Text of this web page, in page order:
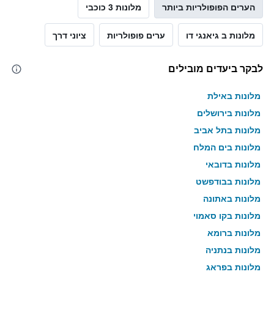
הערים הפופולריות ביותר מלונות 3 כוכבי
מלונות ב גיאנגי דו ערים פופולריות ציוני דרך
לבקר ביעדים מובילים
מלונות באילת
מלונות בירושלים
מלונות בתל אביב
מלונות בים המלח
מלונות בדובאי
מלונות בבודפשט
מלונות באתונה
מלונות בקו סאמוי
מלונות ברומא
מלונות בנתניה
מלונות בפראג